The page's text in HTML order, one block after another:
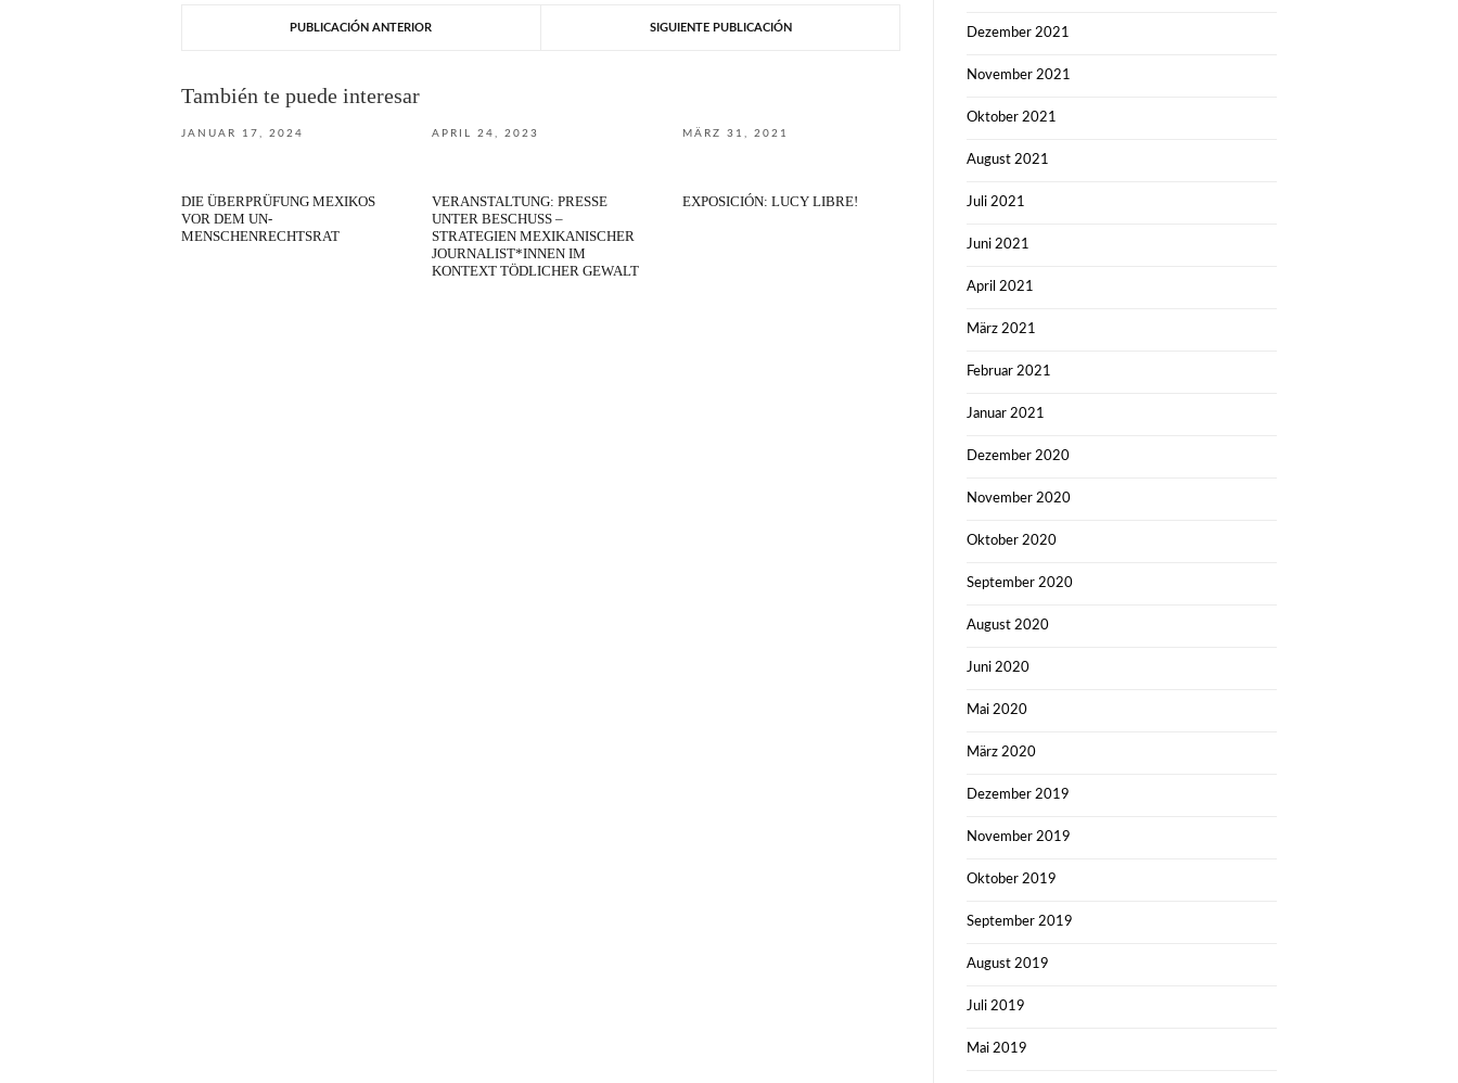
PUBLICACIÓN ANTERIOR SIGUIENTE PUBLICACIÓN
También te puede interesar
JANUAR 17, 2024
DIE ÜBERPRÜFUNG MEXIKOS
VOR DEM UN-
MENSCHENRECHTSRAT
APRIL 24, 2023
VERANSTALTUNG: PRESSE
UNTER BESCHUSS –
STRATEGIEN MEXIKANISCHER
JOURNALIST*INNEN IM
KONTEXT TÖDLICHER GEWALT
MÄRZ 31, 2021
EXPOSICIÓN: LUCY LIBRE!
Dezember 2021
November 2021
Oktober 2021
August 2021
Juli 2021
Juni 2021
April 2021
März 2021
Februar 2021
Januar 2021
Dezember 2020
November 2020
Oktober 2020
September 2020
August 2020
Juni 2020
Mai 2020
März 2020
Dezember 2019
November 2019
Oktober 2019
September 2019
August 2019
Juli 2019
Mai 2019